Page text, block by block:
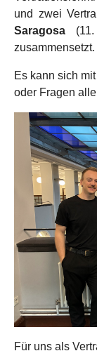
und zwei
Saragosa
zusammensetzt.
Es kann sich
oder Fragen
Für uns als